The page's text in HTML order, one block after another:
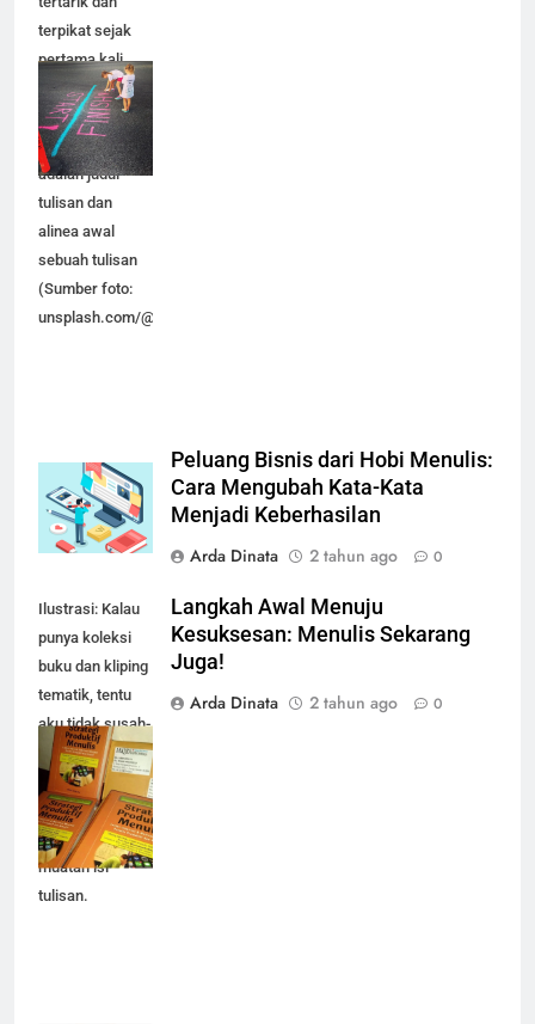
terpikat sejak
pertama kali
melihat tulisan
kita. Satu
diantaranya
adalah judul
tulisan dan
alinea awal
sebuah tulisan
(Sumber foto:
unsplash.com/@awcreativeut).
Peluang Bisnis dari Hobi Menulis:
Cara Mengubah Kata-Kata
Menjadi Keberhasilan
Arda Dinata
2 tahun ago 0
Ilustrasi: Kalau
punya koleksi
buku dan kliping
tematik, tentu
aku tidak susah-
susah kalau
mencari bahan
referensi untuk
memperkaya
muatan isi
tulisan.
Langkah Awal Menuju
Kesuksesan: Menulis Sekarang
Juga!
Arda Dinata
2 tahun ago 0